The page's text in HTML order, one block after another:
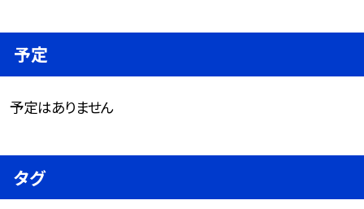
予定
予定はありません
タグ